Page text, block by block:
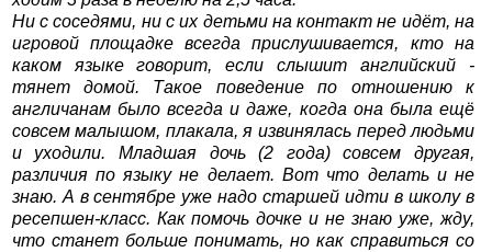
Ни с соседями, ни с их детьми на контакт не идёт, на
игровой площадке всегда прислушивается, кто на
каком языке говорит, если слышит английский -
тянет домой. Такое поведение по отношению к
англичанам было всегда и даже, когда она была ещё
совсем малышом, плакала, я извинялась перед людьми
и уходили. Младшая дочь (2 года) совсем другая,
различия по языку не делает. Вот что делать и не
знаю. А в сентябре уже надо старшей идти в школу в
ресепшен-класс. Как помочь дочке и не знаю уже, жду,
что станет больше понимать, но как справиться со